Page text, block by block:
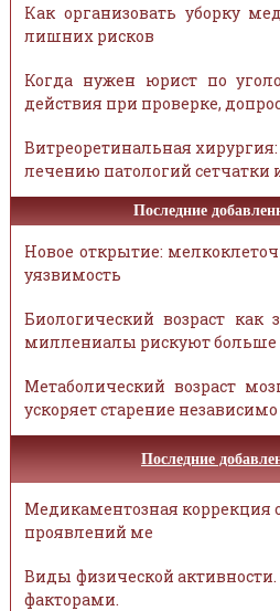
Как организовать уборку
лишних рисков
Когда нужен юрист по
действия при проверке,
Витреоретинальная
лечению патологий сетчатки
Последние
Новое открытие:
уязвимость
Биологический возраст как
миллениалы рискуют больше
Метаболический возраст
ускоряет старение
Последние
Медикаментозная коррекция
проявлений ме
Виды физической активности.
факторами.